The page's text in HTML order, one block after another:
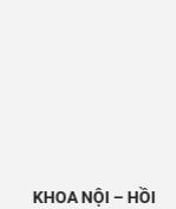
KHOA NỘI – HỒI